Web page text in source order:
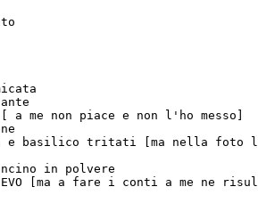
me non piace e non l'ho messo]
e basilico tritati [ma nella foto
in polvere
[ma a fare i conti a me ne